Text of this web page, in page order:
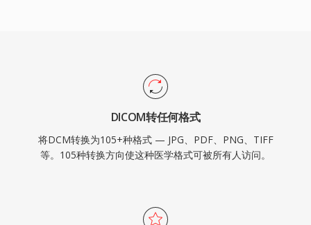
DICOM转任何格式
将DCM转换为105+种格式 — JPG、PDF、PNG、TIFF
等。105种转换方向使这种医学格式可被所有人访问。